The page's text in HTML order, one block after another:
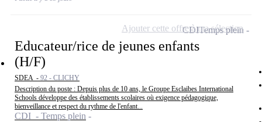
Educateur/rice de jeunes enfants
(H/F)
SDEA - 92 - CLICHY
Description du poste : Depuis plus de 10 ans, le Groupe Esclaibes International
Schools développe des établissements scolaires où exigence pédagogique,
bienveillance et respect du rythme de l'enfant...
CDI - Temps plein
CDITemps plein
Ajouter cette offre à ma sélection